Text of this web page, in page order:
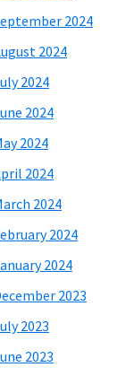
2024
2024
2024
2024
2024
2024
2024
2024
2024
2023
2023
2023